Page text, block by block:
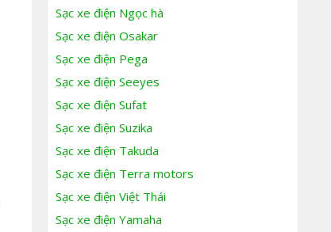
Sạc xe điện Ngọc hà
Sạc xe điện Osakar
Sạc xe điện Pega
Sạc xe điện Seeyes
Sạc xe điện Sufat
Sạc xe điện Suzika
Sạc xe điện Takuda
Sạc xe điện Terra motors
Sạc xe điện Việt Thái
Sạc xe điện Yamaha